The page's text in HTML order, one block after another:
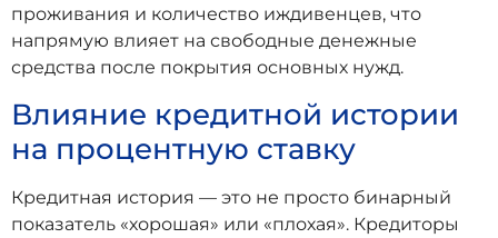
проживания и количество иждивенцев, что
напрямую влияет на свободные денежные
средства после покрытия основных нужд.
Влияние кредитной истории
на процентную ставку
Кредитная история — это не просто бинарный
показатель «хорошая» или «плохая». Кредиторы